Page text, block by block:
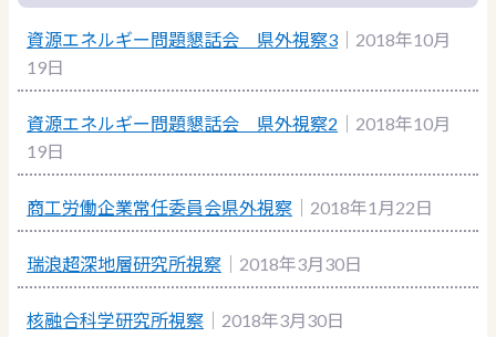
資源エネルギー問題懇話会 県外視察3 ｜2018年10月
19日
資源エネルギー問題懇話会 県外視察2 ｜2018年10月
19日
商工労働企業常任委員会県外視察 ｜2018年1月22日
瑞浪超深地層研究所視察 ｜2018年3月30日
核融合科学研究所視察 ｜2018年3月30日